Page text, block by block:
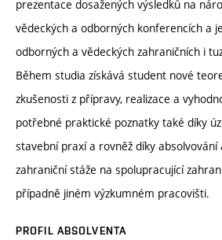
prezentace dosažených výsledků na
vědeckých a odborných konferencích a
odborných a vědeckých zahraničních i
Během studia získává student nové
zkušenosti z přípravy, realizace a
potřebné praktické poznatky také díky
stavební praxí a rovněž díky absolvování
zahraniční stáže na spolupracující
případně jiném výzkumném pracovišti.
PROFIL ABSOLVENTA